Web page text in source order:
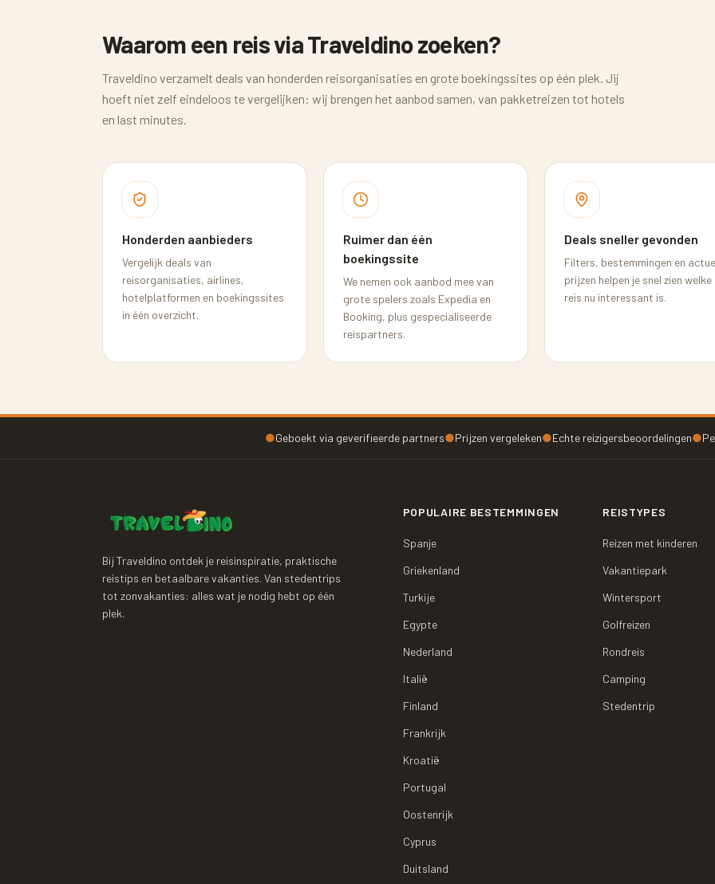
Waarom een reis via Traveldino zoeken?
Traveldino verzamelt deals van honderden reisorganisaties en grote boekingssites op één plek. Jij
hoeft niet zelf eindeloos te vergelijken: wij brengen het aanbod samen, van pakketreizen tot hotels
en last minutes.
Honderden aanbieders
Vergelijk deals van
reisorganisaties, airlines,
hotelplatformen en boekingssites
in één overzicht.
Ruimer dan één
boekingssite
We nemen ook aanbod mee van
grote spelers zoals Expedia en
Booking, plus gespecialiseerde
reispartners.
Deals sneller gevonden
Filters, bestemmingen en
prijzen helpen je snel zien welke
reis nu interessant is.
●Geboekt via geverifieerde partners●Prijzen vergeleken●Echte reizigersbeoordelingen●
Bij Traveldino ontdek je reisinspiratie, praktische
reistips en betaalbare vakanties. Van stedentrips
tot zonvakanties: alles wat je nodig hebt op één
plek.
POPULAIRE BESTEMMINGEN
Spanje
Griekenland
Turkije
Egypte
Nederland
Italië
Finland
Frankrijk
Kroatië
Portugal
Oostenrijk
Cyprus
Duitsland
REISTYPES
Reizen met kinderen
Vakantiepark
Wintersport
Golfreizen
Rondreis
Camping
Stedentrip